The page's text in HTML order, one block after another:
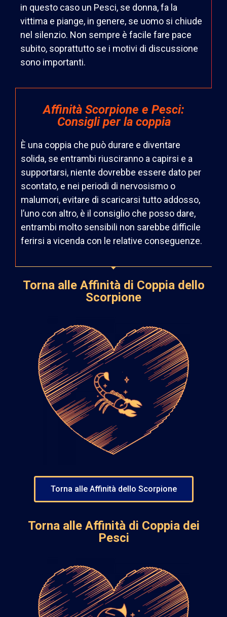
in questo caso un Pesci, se donna, fa la
vittima e piange, in genere, se uomo si chiude
nel silenzio. Non sempre è facile fare pace
subito, soprattutto se i motivi di discussione
sono importanti.
Affinità Scorpione e Pesci:
Consigli per la coppia
È una coppia che può durare e diventare
solida, se entrambi riusciranno a capirsi e a
supportarsi, niente dovrebbe essere dato per
scontato, e nei periodi di nervosismo o
malumori, evitare di scaricarsi tutto addosso,
l’uno con altro, è il consiglio che posso dare,
entrambi molto sensibili non sarebbe difficile
ferirsi a vicenda con le relative conseguenze.
Torna alle Affinità di Coppia dello
Scorpione
Torna alle Affinità dello Scorpione
Torna alle Affinità di Coppia dei
Pesci